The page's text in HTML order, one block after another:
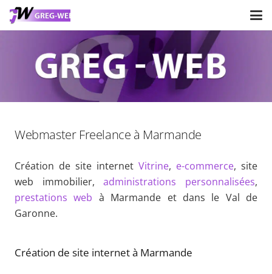
Webmaster Freelance à Marmande
Création de site internet Vitrine, e-commerce, site
web immobilier,administrations personnalisées,
prestations web à Marmande et dans le Val de
Garonne.
Création de site internet à Marmande